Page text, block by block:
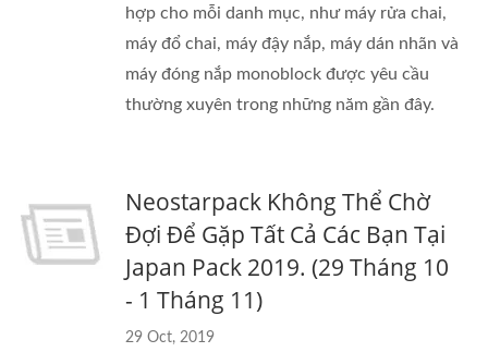
hợp cho mỗi danh mục, như máy rửa chai,
máy đổ chai, máy đậy nắp, máy dán nhãn và
máy đóng nắp monoblock được yêu cầu
thường xuyên trong những năm gần đây.
Neostarpack Không Thể Chờ
Đợi Để Gặp Tất Cả Các Bạn Tại
Japan Pack 2019. (29 Tháng 10
- 1 Tháng 11)
29 Oct, 2019